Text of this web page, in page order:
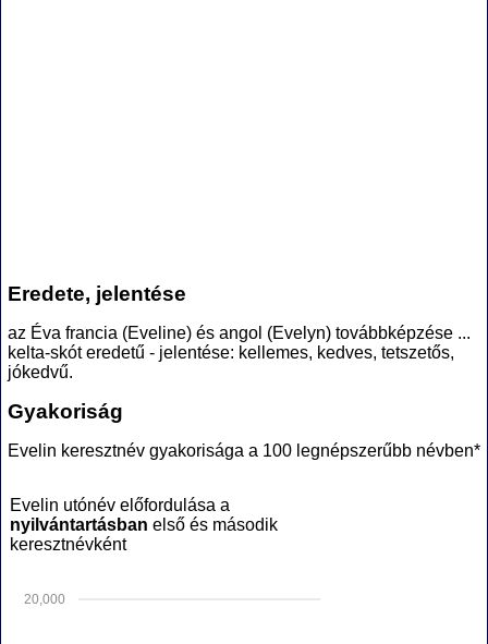
Eredete, jelentése
az Éva francia (Eveline) és angol (Evelyn) továbbképzése ...
kelta-skót eredetű - jelentése: kellemes, kedves, tetszetős,
jókedvű.
Gyakoriság
Evelin keresztnév gyakorisága a 100 legnépszerűbb névben*
Evelin utónév előfordulása a
nyilvántartásban első és második
keresztnévként
20,000